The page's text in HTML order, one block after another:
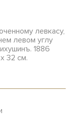
левкасу,
левом углу
1886
32 см.